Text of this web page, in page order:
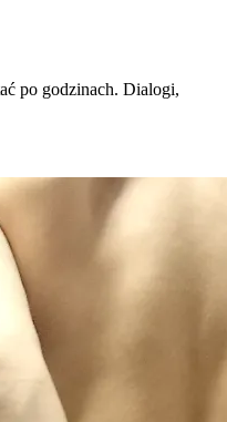
po godzinach. Dialogi,